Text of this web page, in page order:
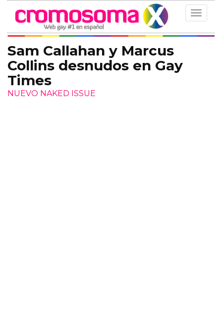
Toggle
Sam Callahan y Marcus
Collins desnudos en Gay
Times
NUEVO NAKED ISSUE